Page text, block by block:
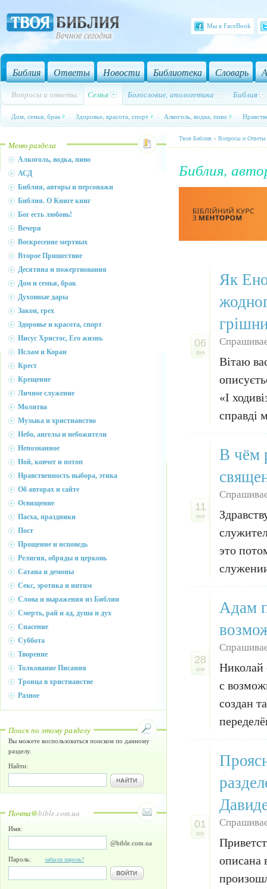
Мы в FaceBook
Библия Ответы Новости Библиотека Словарь
Вопросы и ответы: Семья Богословие, апологетика Библия
Дом, семья, брак Здоровье, красота, спорт Алкоголь, водка, пиво
Меню раздела
Алкоголь, водка, пиво
АСД
Библия, авторы и персонажи
Библия. О Книге книг
Бог есть любовь!
Вечеря
Воскресение мертвых
Второе Пришествие
Десятина и пожертвования
Дом и семья, брак
Духовные дары
Закон, грех
Здоровье и красота, спорт
Иисус Христос, Его жизнь
Ислам и Коран
Крест
Крещение
Личное служение
Молитва
Музыка и христианство
Небо, ангелы и небожители
Непознанное
Ной, ковчег и потоп
Нравственность выбора, этика
Об авторах и сайте
Освящение
Пасха, праздники
Пост
Прощение и исповедь
Религия, обряды и церковь
Сатана и демоны
Секс, эротика и интим
Слова и выражения из Библии
Смерть, рай и ад, душа и дух
Спасение
Суббота
Творение
Толкование Писания
Троица в христианстве
Разное
Поиск по этому разделу
Вы можете воспользоваться поиском по данному
разделу.
Найти:
Почта@bible.com.ua
Имя:
@bible.com.ua
Пароль: забыли пароль?
Твоя Библия » Вопросы и Ответы
Библия,
06
фев
Як
Вітаю
«І
справді
11
ноя
В чём
это
28
янв
Адам
Николай
с
создан
01
апр
описана